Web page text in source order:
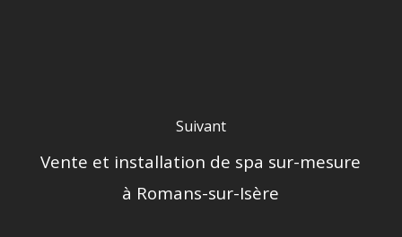
Suivant
Vente et installation de spa sur-mesure
à Romans-sur-Isère